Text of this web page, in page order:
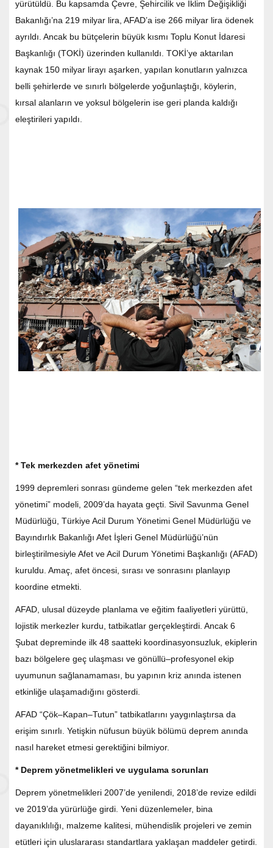
yürütüldü. Bu kapsamda Çevre, Şehircilik ve İklim Değişikliği
Bakanlığı’na 219 milyar lira, AFAD’a ise 266 milyar lira ödenek
ayrıldı. Ancak bu bütçelerin büyük kısmı Toplu Konut İdaresi
Başkanlığı (TOKİ) üzerinden kullanıldı. TOKİ’ye aktarılan
kaynak 150 milyar lirayı aşarken, yapılan konutların yalnızca
belli şehirlerde ve sınırlı bölgelerde yoğunlaştığı, köylerin,
kırsal alanların ve yoksul bölgelerin ise geri planda kaldığı
eleştirileri yapıldı.
* Tek merkezden afet yönetimi
1999 depremleri sonrası gündeme gelen “tek merkezden afet
yönetimi” modeli, 2009’da hayata geçti. Sivil Savunma Genel
Müdürlüğü, Türkiye Acil Durum Yönetimi Genel Müdürlüğü ve
Bayındırlık Bakanlığı Afet İşleri Genel Müdürlüğü’nün
birleştirilmesiyle Afet ve Acil Durum Yönetimi Başkanlığı (AFAD)
kuruldu. Amaç, afet öncesi, sırası ve sonrasını planlayıp
koordine etmekti.
AFAD, ulusal düzeyde planlama ve eğitim faaliyetleri yürüttü,
lojistik merkezler kurdu, tatbikatlar gerçekleştirdi. Ancak 6
Şubat depreminde ilk 48 saatteki koordinasyonsuzluk, ekiplerin
bazı bölgelere geç ulaşması ve gönüllü–profesyonel ekip
uyumunun sağlanamaması, bu yapının kriz anında istenen
etkinliğe ulaşamadığını gösterdi.
AFAD “Çök–Kapan–Tutun” tatbikatlarını yaygınlaştırsa da
erişim sınırlı. Yetişkin nüfusun büyük bölümü deprem anında
nasıl hareket etmesi gerektiğini bilmiyor.
* Deprem yönetmelikleri ve uygulama sorunları
Deprem yönetmelikleri 2007’de yenilendi, 2018’de revize edildi
ve 2019’da yürürlüğe girdi. Yeni düzenlemeler, bina
dayanıklılığı, malzeme kalitesi, mühendislik projeleri ve zemin
etütleri için uluslararası standartlara yaklaşan maddeler getirdi.